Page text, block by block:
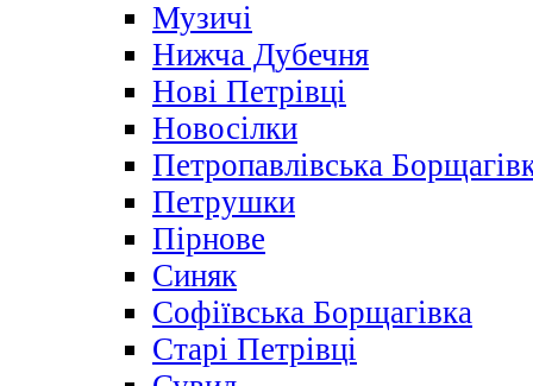
Музичі
Нижча Дубечня
Нові Петрівці
Новосілки
Петропавлівська
Петрушки
Пірнове
Синяк
Софіївська Борщагівка
Старі Петрівці